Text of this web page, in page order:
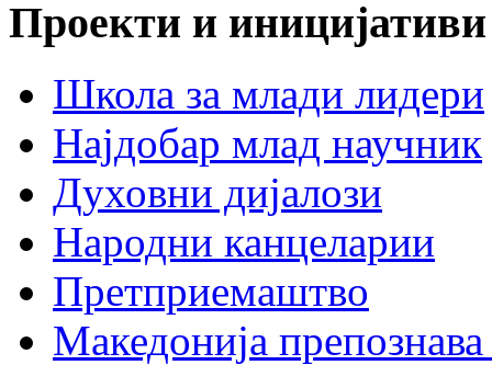
Проекти и иницијативи
Школа за млади лидери
Најдобар млад научник
Духовни дијалози
Народни канцеларии
Претприемаштво
Македонија